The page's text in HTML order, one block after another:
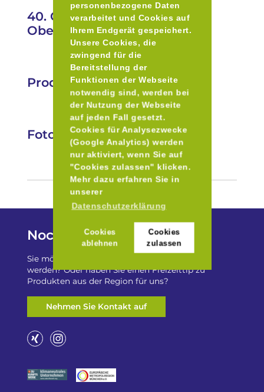
personenbezogene Daten
verarbeitet und Cookies auf
Ihrem Endgerät gespeichert.
Unsere Cookies, die
zwingend für die
Bereitstellung der
Funktionen der Webseite
notwendig sind, werden bei
der Nutzung der Webseite
auf jeden Fall gesetzt.
Cookies für Analysezwecke
(Google Analytics) werden
nur aktiviert, wenn Sie auf
"Cookies zulassen" klicken.
Mehr dazu erfahren Sie in
unserer
Datenschutzerklärung
Cookies
ablehnen
Cookies
zulassen
40. Christkindlmarkt
Oberammergau
Produkte
Fotos
Noch Fragen?
Sie möchten auf „Besser Regional“ gelistet
werden? Oder haben Sie einen Freizeittip zu
Produkten aus der Region für uns?
Nehmen Sie Kontakt auf